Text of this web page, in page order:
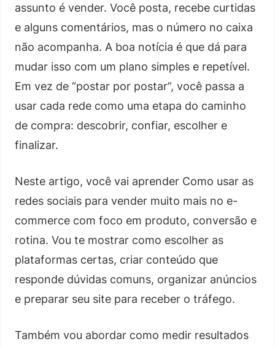
assunto é vender. Você posta, recebe curtidas
e alguns comentários, mas o número no caixa
não acompanha. A boa notícia é que dá para
mudar isso com um plano simples e repetível.
Em vez de “postar por postar”, você passa a
usar cada rede como uma etapa do caminho
de compra: descobrir, confiar, escolher e
finalizar.
Neste artigo, você vai aprender Como usar as
redes sociais para vender muito mais no e-
commerce com foco em produto, conversão e
rotina. Vou te mostrar como escolher as
plataformas certas, criar conteúdo que
responde dúvidas comuns, organizar anúncios
e preparar seu site para receber o tráfego.
Também vou abordar como medir resultados